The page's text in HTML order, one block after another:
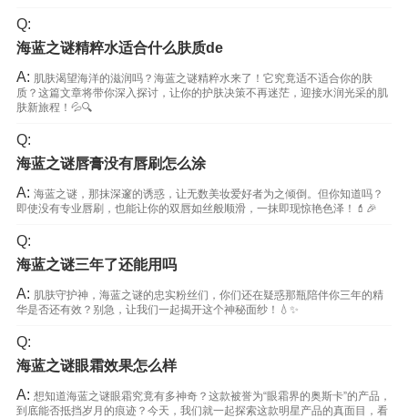
Q:
海蓝之谜精粹水适合什么肤质de
A: 肌肤渴望海洋的滋润吗？海蓝之谜精粹水来了！它究竟适不适合你的肤
质？这篇文章将带你深入探讨，让你的护肤决策不再迷茫，迎接水润光采的肌
肤新旅程！💦🔍
Q:
海蓝之谜唇膏没有唇刷怎么涂
A: 海蓝之谜，那抹深邃的诱惑，让无数美妆爱好者为之倾倒。但你知道吗？
即使没有专业唇刷，也能让你的双唇如丝般顺滑，一抹即现惊艳色泽！💄🎉
Q:
海蓝之谜三年了还能用吗
A: 肌肤守护神，海蓝之谜的忠实粉丝们，你们还在疑惑那瓶陪伴你三年的精
华是否还有效？别急，让我们一起揭开这个神秘面纱！💧✨
Q:
海蓝之谜眼霜效果怎么样
A: 想知道海蓝之谜眼霜究竟有多神奇？这款被誉为“眼霜界的奥斯卡”的产品，
到底能否抵挡岁月的痕迹？今天，我们就一起探索这款明星产品的真面目，看